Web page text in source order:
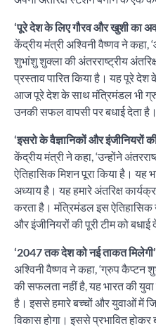
‘पूरे देश के लिए गौरव और खुशी का
केंद्रीय मंत्री अश्विनी वैष्णव ने
शुभांशु शुक्ला की अंतरराष्ट्रीय
प्रस्ताव पारित किया है। यह पूरे
आज पूरे देश के साथ मंत्रिमंडल भी
उनकी सफल वापसी पर बधाई देता
‘इसरो के वैज्ञानिकों और इंजीनियरों
केंद्रीय मंत्री ने कहा, ‘उन्होंने
ऐतिहासिक मिशन पूरा किया है। यह
अध्याय है। यह हमारे अंतरिक्ष
करता है। मंत्रिमंडल इस ऐतिहासिक
और इंजीनियरों की पूरी टीम को बधाई
‘2047 तक देश को नई ताकत मिलेगी’
अश्विनी वैष्णव ने कहा, ‘ग्रुप कैप्टन
की सफलता नहीं है, यह भारत की
है। इससे हमारे बच्चों और युवाओं में
विकास होगा। इससे प्रभावित होकर